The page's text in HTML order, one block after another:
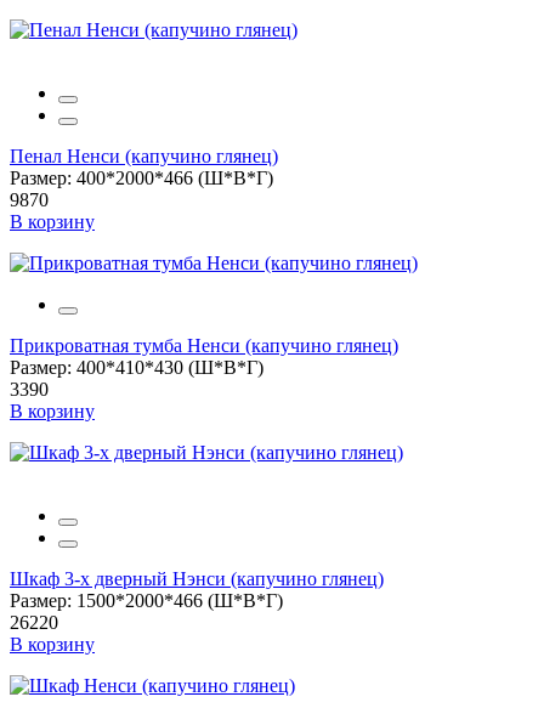
Пенал Ненси (капучино глянец)
Размер: 400*2000*466 (Ш*В*Г)
9870
В корзину
Прикроватная тумба Ненси (капучино глянец)
Размер: 400*410*430 (Ш*В*Г)
3390
В корзину
Шкаф 3-х дверный Нэнси (капучино глянец)
Размер: 1500*2000*466 (Ш*В*Г)
26220
В корзину